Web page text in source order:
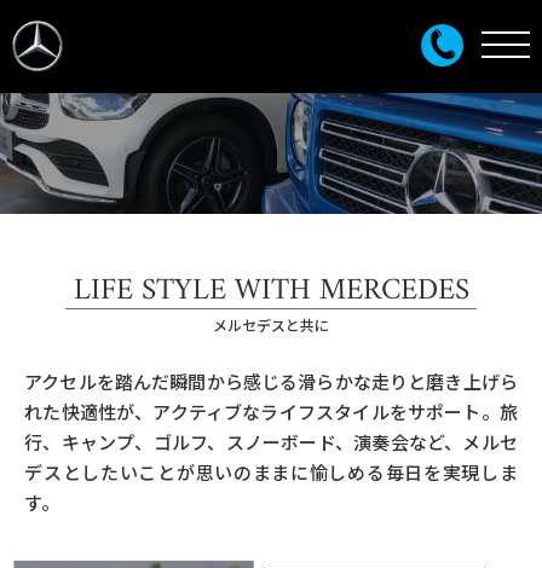
LIFE STYLE WITH MERCEDES
メルセデスと共に
アクセルを踏んだ瞬間から感じる滑らかな走りと磨き上げら
れた快適性が、アクティブなライフスタイルをサポート。旅
行、キャンプ、ゴルフ、スノーボード、演奏会など、メルセ
デスとしたいことが思いのままに愉しめる毎日を実現しま
す。